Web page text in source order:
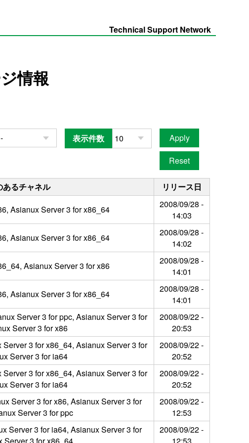
Technical Support Network
情報
表示件数
あるチャネル
リリース日
Asianux Server 3 for x86_64
2008/09/28 -
14:03
Asianux Server 3 for x86_64
2008/09/28 -
14:02
Asianux Server 3 for x86
2008/09/28 -
14:01
Asianux Server 3 for x86_64
2008/09/28 -
14:01
Server 3 for ppc, Asianux Server 3 for
Server 3 for x86
2008/09/22 -
20:53
3 for x86_64, Asianux Server 3 for
Server 3 for ia64
2008/09/22 -
20:52
3 for x86_64, Asianux Server 3 for
Server 3 for ia64
2008/09/22 -
20:52
Server 3 for x86, Asianux Server 3 for
Server 3 for ppc
2008/09/22 -
12:53
Server 3 for ia64, Asianux Server 3 for
Server 3 for x86_64
2008/09/22 -
12:53